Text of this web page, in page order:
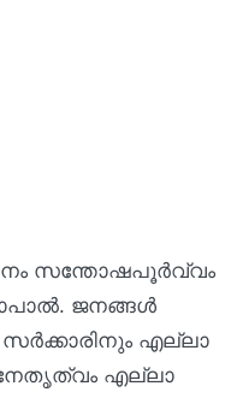
സന്തോഷപൂര്‍വ്വം
ജനങ്ങള്‍
എല്ലാ
എല്ലാ